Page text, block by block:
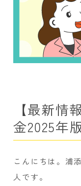
【最新情
金2025年
こんにちは。浦
人です。